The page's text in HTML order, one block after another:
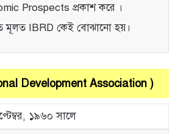
Prospects প্রকাশ করে ।
মূলত IBRD কেই বোঝানো হয়।
Development Association )
১৯৬০ সালে